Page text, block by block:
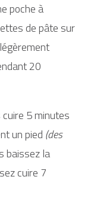
poche à
de pâte sur
20
5 minutes
un pied (des
baissez la
cuire 7